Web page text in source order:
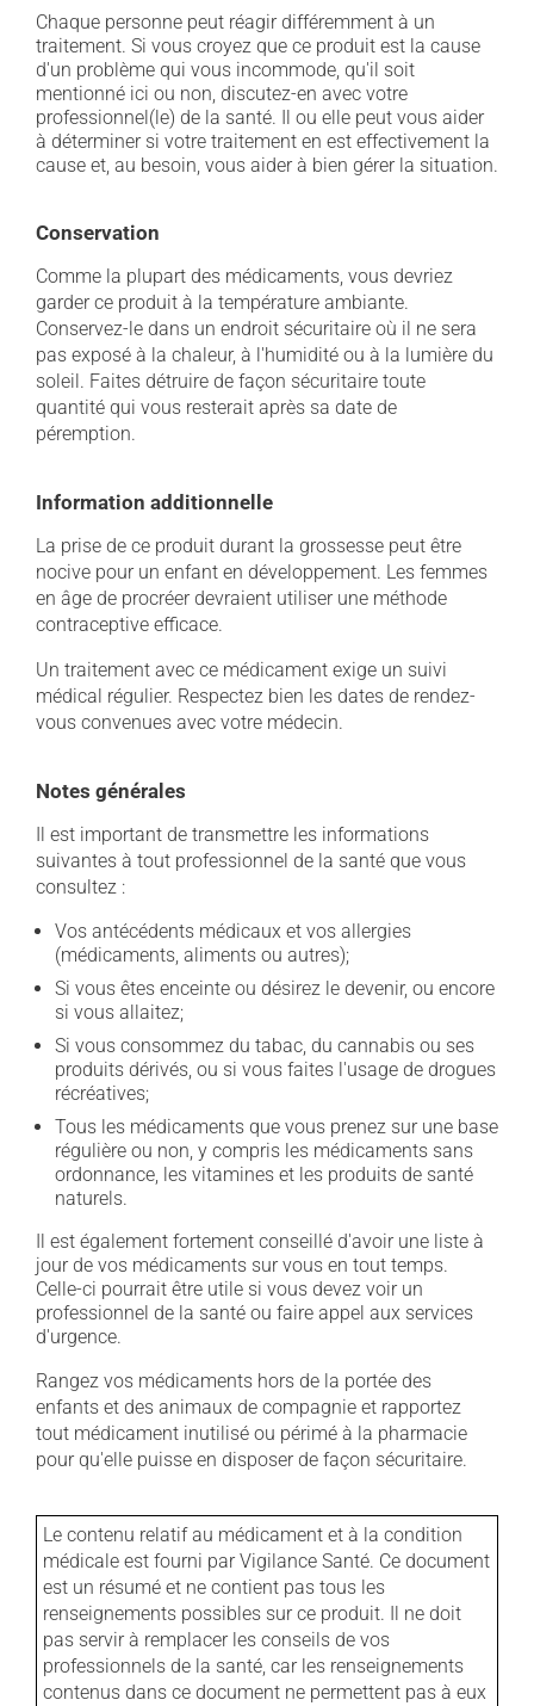
Chaque personne peut réagir différemment à un
traitement. Si vous croyez que ce produit est la cause
d'un problème qui vous incommode, qu'il soit
mentionné ici ou non, discutez-en avec votre
professionnel(le) de la santé. Il ou elle peut vous aider
à déterminer si votre traitement en est effectivement la
cause et, au besoin, vous aider à bien gérer la situation.
Conservation
Comme la plupart des médicaments, vous devriez
garder ce produit à la température ambiante.
Conservez-le dans un endroit sécuritaire où il ne sera
pas exposé à la chaleur, à l'humidité ou à la lumière du
soleil. Faites détruire de façon sécuritaire toute
quantité qui vous resterait après sa date de
péremption.
Information additionnelle
La prise de ce produit durant la grossesse peut être
nocive pour un enfant en développement. Les femmes
en âge de procréer devraient utiliser une méthode
contraceptive efficace.
Un traitement avec ce médicament exige un suivi
médical régulier. Respectez bien les dates de rendez-
vous convenues avec votre médecin.
Notes générales
Il est important de transmettre les informations
suivantes à tout professionnel de la santé que vous
consultez :
Vos antécédents médicaux et vos allergies
(médicaments, aliments ou autres);
Si vous êtes enceinte ou désirez le devenir, ou encore
si vous allaitez;
Si vous consommez du tabac, du cannabis ou ses
produits dérivés, ou si vous faites l'usage de drogues
récréatives;
Tous les médicaments que vous prenez sur une base
régulière ou non, y compris les médicaments sans
ordonnance, les vitamines et les produits de santé
naturels.
Il est également fortement conseillé d'avoir une liste à
jour de vos médicaments sur vous en tout temps.
Celle-ci pourrait être utile si vous devez voir un
professionnel de la santé ou faire appel aux services
d'urgence.
Rangez vos médicaments hors de la portée des
enfants et des animaux de compagnie et rapportez
tout médicament inutilisé ou périmé à la pharmacie
pour qu'elle puisse en disposer de façon sécuritaire.
Le contenu relatif au médicament et à la condition
médicale est fourni par Vigilance Santé. Ce document
est un résumé et ne contient pas tous les
renseignements possibles sur ce produit. Il ne doit
pas servir à remplacer les conseils de vos
professionnels de la santé, car les renseignements
contenus dans ce document ne permettent pas à eux